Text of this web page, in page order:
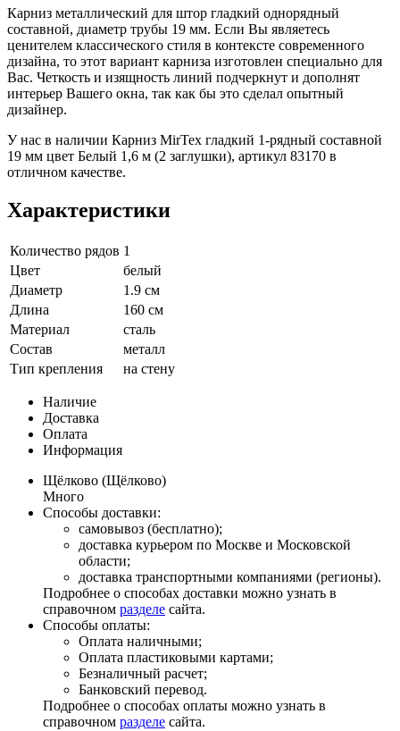
Карниз металлический для штор гладкий однорядный
составной, диаметр трубы 19 мм. Если Вы являетесь
ценителем классического стиля в контексте современного
дизайна, то этот вариант карниза изготовлен специально для
Вас. Четкость и изящность линий подчеркнут и дополнят
интерьер Вашего окна, так как бы это сделал опытный
дизайнер.
У нас в наличии Карниз MirTex гладкий 1-рядный составной
19 мм цвет Белый 1,6 м (2 заглушки), артикул 83170 в
отличном качестве.
Характеристики
Количество рядов 1
Цвет
белый
Диаметр
1.9 см
Длина
160 см
Материал
сталь
Состав
металл
Тип крепления
на стену
Наличие
Доставка
Оплата
Информация
Щёлково (Щёлково)
Много
Способы доставки:
самовывоз (бесплатно);
доставка курьером по Москве и Московской
области;
доставка транспортными компаниями (регионы).
Подробнее о способах доставки можно узнать в
справочном разделе сайта.
Способы оплаты:
Оплата наличными;
Оплата пластиковыми картами;
Безналичный расчет;
Банковский перевод.
Подробнее о способах оплаты можно узнать в
справочном разделе сайта.